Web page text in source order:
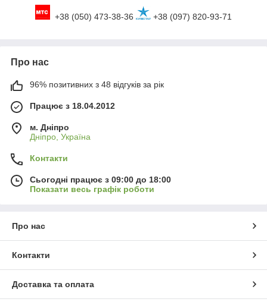
+38 (050) 473-38-36 +38 (097) 820-93-71
Про нас
96% позитивних з 48 відгуків за рік
Працює з 18.04.2012
м. Дніпро
Дніпро, Україна
Контакти
Сьогодні працює з 09:00 до 18:00
Показати весь графік роботи
Про нас
Контакти
Доставка та оплата